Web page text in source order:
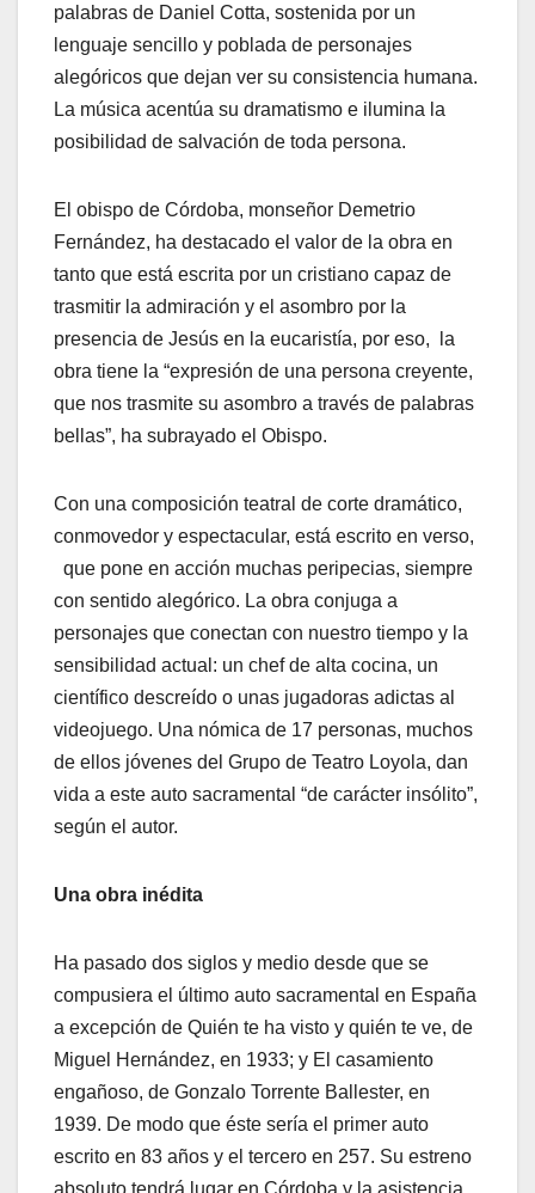
palabras de Daniel Cotta, sostenida por un
lenguaje sencillo y poblada de personajes
alegóricos que dejan ver su consistencia humana.
La música acentúa su dramatismo e ilumina la
posibilidad de salvación de toda persona.
El obispo de Córdoba, monseñor Demetrio
Fernández, ha destacado el valor de la obra en
tanto que está escrita por un cristiano capaz de
trasmitir la admiración y el asombro por la
presencia de Jesús en la eucaristía, por eso, la
obra tiene la “expresión de una persona creyente,
que nos trasmite su asombro a través de palabras
bellas”, ha subrayado el Obispo.
Con una composición teatral de corte dramático,
conmovedor y espectacular, está escrito en verso,
que pone en acción muchas peripecias, siempre
con sentido alegórico. La obra conjuga a
personajes que conectan con nuestro tiempo y la
sensibilidad actual: un chef de alta cocina, un
científico descreído o unas jugadoras adictas al
videojuego. Una nómica de 17 personas, muchos
de ellos jóvenes del Grupo de Teatro Loyola, dan
vida a este auto sacramental “de carácter insólito”,
según el autor.
Una obra inédita
Ha pasado dos siglos y medio desde que se
compusiera el último auto sacramental en España
a excepción de Quién te ha visto y quién te ve, de
Miguel Hernández, en 1933; y El casamiento
engañoso, de Gonzalo Torrente Ballester, en
1939. De modo que éste sería el primer auto
escrito en 83 años y el tercero en 257. Su estreno
absoluto tendrá lugar en Córdoba y la asistencia